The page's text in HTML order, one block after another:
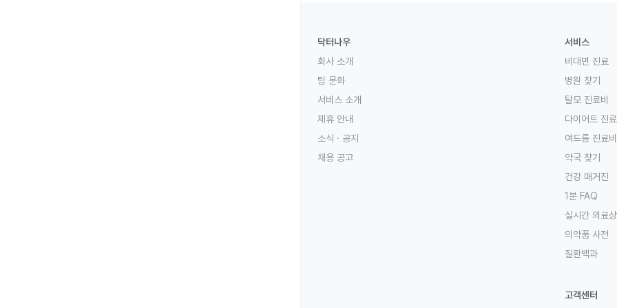
닥터나우
회사 소개
팀 문화
서비스 소개
제휴 안내
소식 · 공지
채용 공고
서비스
비대면 진료
병원 찾기
탈모 진료비
다이어트 진료
여드름 진료비
약국 찾기
건강 매거진
1분 FAQ
실시간 의료
의약품 사전
질환백과
고객센터